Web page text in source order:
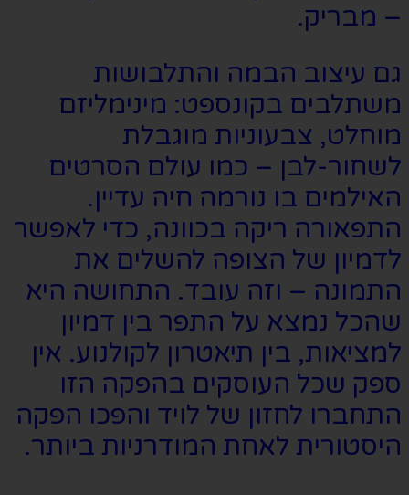
– מבריק.
גם עיצוב הבמה והתלבושות
משתלבים בקונספט: מינימליזם
מוחלט, צבעוניות מוגבלת
לשחור-לבן – כמו עולם הסרטים
האילמים בו נורמה חיה עדיין.
התפאורה ריקה בכוונה, כדי לאפשר
לדמיון של הצופה להשלים את
התמונה – וזה עובד. התחושה היא
שהכל נמצא על התפר בין דמיון
למציאות, בין תיאטרון לקולנוע. אין
ספק שכל העוסקים בהפקה הזו
התחברו לחזון של לויד והפכו הפקה
היסטורית לאחת המודרניות ביותר.